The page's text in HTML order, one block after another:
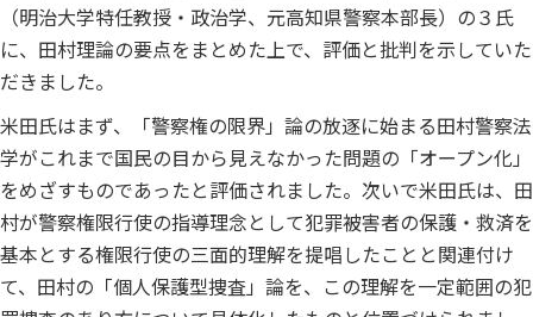
（明治大学特任教授・政治学、元高知県警察本部長）の３氏
に、田村理論の要点をまとめた上で、評価と批判を示していた
だきました。
米田氏はまず、「警察権の限界」論の放逐に始まる田村警察法
学がこれまで国民の目から見えなかった問題の「オープン化」
をめざすものであったと評価されました。次いで米田氏は、田
村が警察権限行使の指導理念として犯罪被害者の保護・救済を
基本とする権限行使の三面的理解を提唱したことと関連付け
て、田村の「個人保護型捜査」論を、この理解を一定範囲の犯